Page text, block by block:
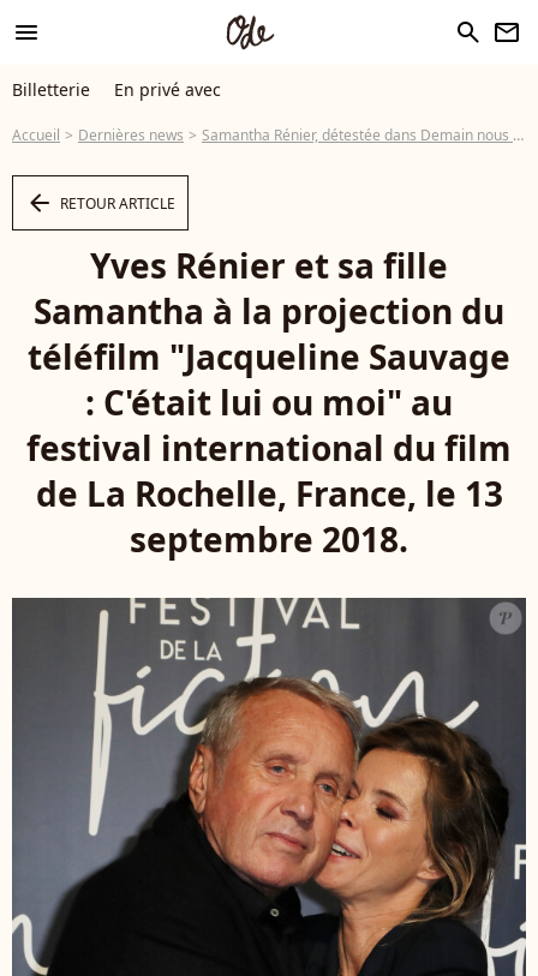
menu search newsletter
Billetterie En privé avec
Accueil Dernières news Samantha Rénier, détestée dans Demain nous appartient: "Ça m'a fait peur"(EXCLU)
arrow_left RETOUR ARTICLE
Yves Rénier et sa fille
Samantha à la projection du
téléfilm "Jacqueline Sauvage
: C'était lui ou moi" au
festival international du film
de La Rochelle, France, le 13
septembre 2018.